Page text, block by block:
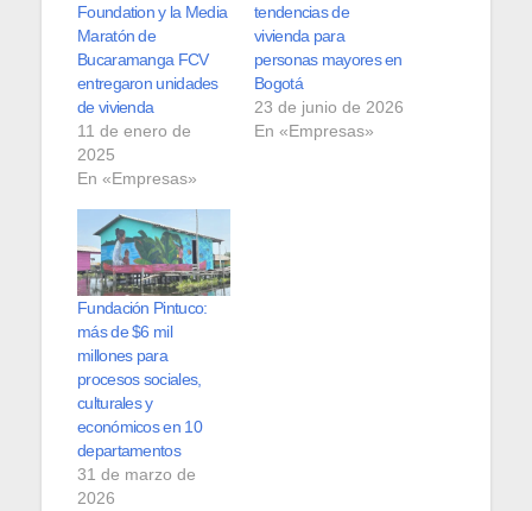
Foundation y la Media
Maratón de
Bucaramanga FCV
entregaron unidades
de vivienda
11 de enero de
2025
En «Empresas»
tendencias de
vivienda para
personas mayores en
Bogotá
23 de junio de 2026
En «Empresas»
Fundación Pintuco:
más de $6 mil
millones para
procesos sociales,
culturales y
económicos en 10
departamentos
31 de marzo de
2026